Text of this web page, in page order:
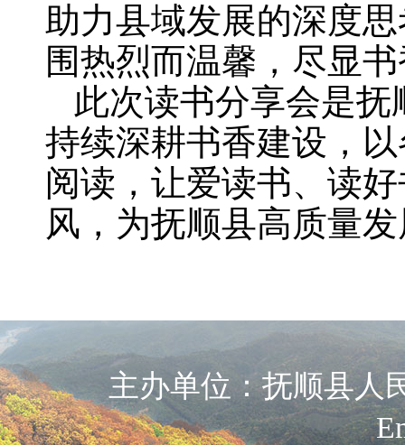
助力县域发展的深度
围热烈而温馨，尽显
此次读书分享会是
持续深耕书香建设，
阅读，让爱读书、读
风，为抚顺县高质量
主办单位：抚顺县